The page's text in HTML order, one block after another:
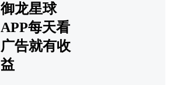
御龙星球
APP每天看
广告就有收
益